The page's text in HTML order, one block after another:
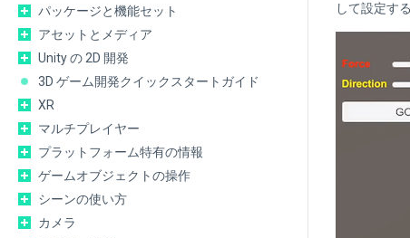
パッケージと機能セット
アセットとメディア
Unity の 2D 開発
3D ゲーム開発クイックスタートガイド
XR
マルチプレイヤー
プラットフォーム特有の情報
ゲームオブジェクトの操作
シーンの使い方
カメラ
して設定す